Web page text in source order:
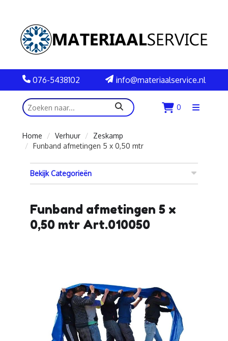
076-5438102 info@materiaalservice.nl
zoeken 0
Menu
Home
Verhuur
Zeskamp
Funband afmetingen 5 x 0,50 mtr
Bekijk Categorieën
Funband afmetingen 5 x
0,50 mtr Art.010050